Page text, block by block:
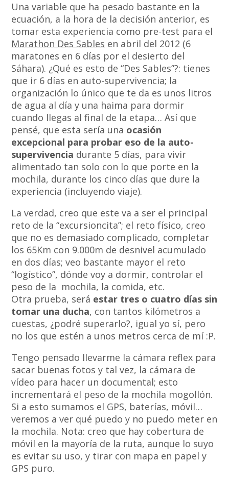
Una variable que ha pesado bastante en la
ecuación, a la hora de la decisión anterior, es
tomar esta experiencia como pre-test para el
Marathon Des Sables en abril del 2012 (6
maratones en 6 días por el desierto del
Sáhara). ¿Qué es esto de “Des Sables”?: tienes
que ir 6 días en auto-supervivencia; la
organización lo único que te da es unos litros
de agua al día y una haima para dormir
cuando llegas al final de la etapa… Así que
pensé, que esta sería una ocasión
excepcional para probar eso de la auto-
supervivencia durante 5 días, para vivir
alimentado tan solo con lo que porte en la
mochila, durante los cinco días que dure la
experiencia (incluyendo viaje).
La verdad, creo que este va a ser el principal
reto de la “excursioncita”; el reto físico, creo
que no es demasiado complicado, completar
los 65Km con 9.000m de desnivel acumulado
en dos días; veo bastante mayor el reto
“logístico”, dónde voy a dormir, controlar el
peso de la mochila, la comida, etc.
Otra prueba, será estar tres o cuatro días sin
tomar una ducha, con tantos kilómetros a
cuestas, ¿podré superarlo?, igual yo sí, pero
no los que estén a unos metros cerca de mí :P.
Tengo pensado llevarme la cámara reflex para
sacar buenas fotos y tal vez, la cámara de
vídeo para hacer un documental; esto
incrementará el peso de la mochila mogollón.
Si a esto sumamos el GPS, baterías, móvil…
veremos a ver qué puedo y no puedo meter en
la mochila. Nota: creo que hay cobertura de
móvil en la mayoría de la ruta, aunque lo suyo
es evitar su uso, y tirar con mapa en papel y
GPS puro.